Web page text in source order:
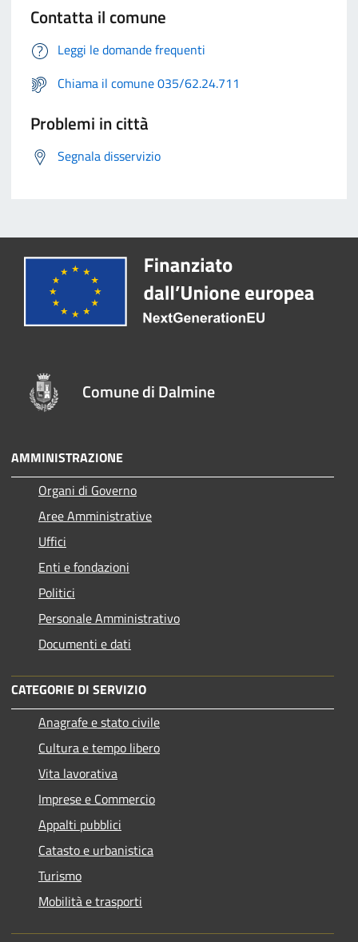
Contatta il comune
Leggi le domande frequenti
Chiama il comune 035/62.24.711
Problemi in città
Segnala disservizio
Comune di Dalmine
AMMINISTRAZIONE
Organi di Governo
Aree Amministrative
Uffici
Enti e fondazioni
Politici
Personale Amministrativo
Documenti e dati
CATEGORIE DI SERVIZIO
Anagrafe e stato civile
Cultura e tempo libero
Vita lavorativa
Imprese e Commercio
Appalti pubblici
Catasto e urbanistica
Turismo
Mobilità e trasporti